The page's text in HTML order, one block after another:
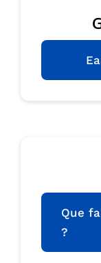
Que
?